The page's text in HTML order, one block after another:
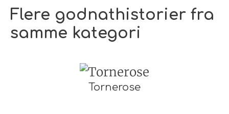
Flere godnathistorier fra
samme kategori
Tornerose